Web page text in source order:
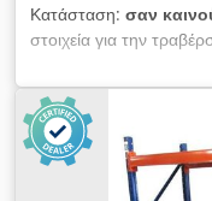
Κατάσταση: σαν
στοιχεία για την
ραφιών: SSI Schäfer
Στην παράδοση
μεγάλου εύρους, II.
blue Διατομή κουτιού:
240-064-25CEL
παραμάνες ασφαλείας,